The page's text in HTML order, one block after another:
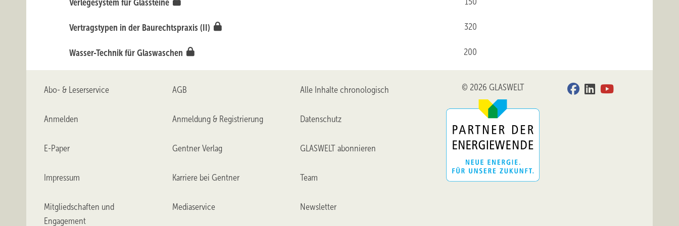
Verlegesystem für Glassteine
320
Vertragstypen in der Baurechtspraxis (II)
200
Wasser-Technik für Glaswaschen
Abo- & Leserservice AGB Alle Inhalte chronologisch
Anmelden Anmeldung & Registrierung Datenschutz
E-Paper Gentner Verlag GLASWELT abonnieren
Impressum Karriere bei Gentner Team
Mitgliedschaften und
Engagement
Mediaservice Newsletter
© 2026 GLASWELT